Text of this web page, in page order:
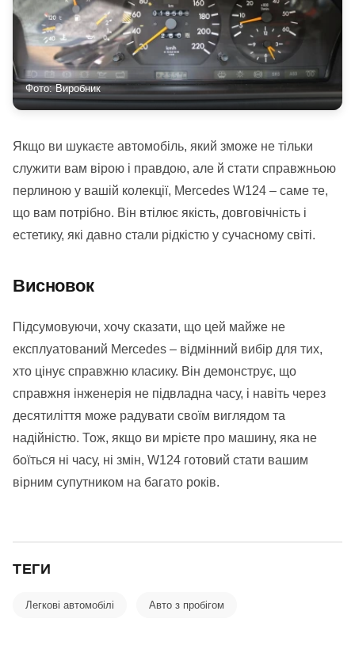
Фото: Виробник
Якщо ви шукаєте автомобіль, який зможе не тільки
служити вам вірою і правдою, але й стати справжньою
перлиною у вашій колекції, Mercedes W124 – саме те,
що вам потрібно. Він втілює якість, довговічність і
естетику, які давно стали рідкістю у сучасному світі.
Висновок
Підсумовуючи, хочу сказати, що цей майже не
експлуатований Mercedes – відмінний вибір для тих,
хто цінує справжню класику. Він демонструє, що
справжня інженерія не підвладна часу, і навіть через
десятиліття може радувати своїм виглядом та
надійністю. Тож, якщо ви мрієте про машину, яка не
боїться ні часу, ні змін, W124 готовий стати вашим
вірним супутником на багато років.
ТЕГИ
Легкові автомобілі Авто з пробігом